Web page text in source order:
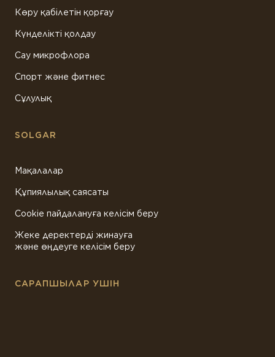
Көру қабілетін қорғау
Күнделікті қолдау
Сау микрофлора
Спорт және фитнес
Сұлулық
SOLGAR
Мақалалар
Құпиялылық саясаты
Cookie пайдалануға келісім беру
Жеке деректерді жинауға
және өңдеуге келісім беру
САРАПШЫЛАР УШІН